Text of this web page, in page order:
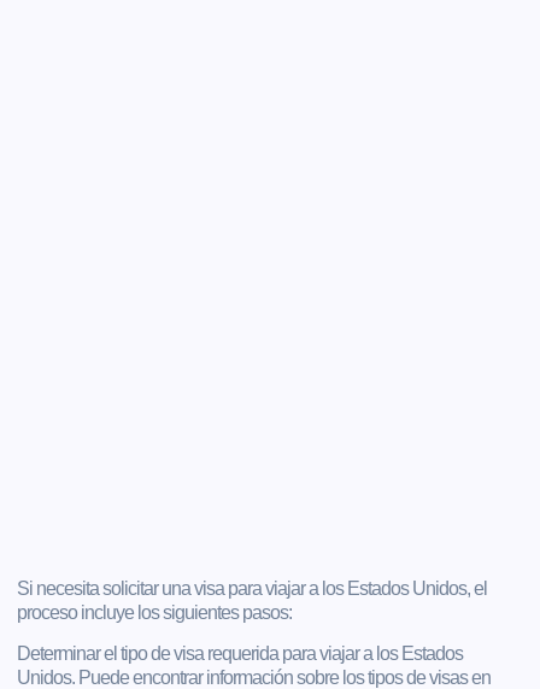
Si necesita solicitar una visa para viajar a los Estados Unidos, el
proceso incluye los siguientes pasos:
Determinar el tipo de visa requerida para viajar a los Estados
Unidos. Puede encontrar información sobre los tipos de visas en